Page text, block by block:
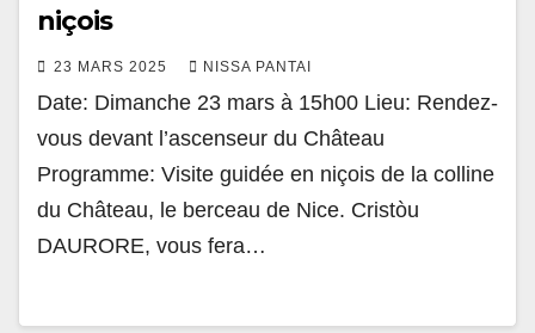
niçois
23 MARS 2025 NISSA PANTAI
Date: Dimanche 23 mars à 15h00 Lieu: Rendez-
vous devant l’ascenseur du Château
Programme: Visite guidée en niçois de la colline
du Château, le berceau de Nice. Cristòu
DAURORE, vous fera…